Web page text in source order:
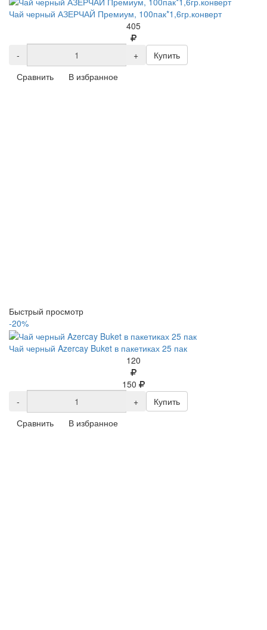
Чай черный АЗЕРЧАЙ Премиум, 100пак*1,6гр.конверт
405
- +
Купить
Сравнить
В избранное
Быстрый просмотр
-20%
Чай черный Azercay Buket в пакетиках 25 пак
120
150
-
+
Купить
Сравнить
В избранное